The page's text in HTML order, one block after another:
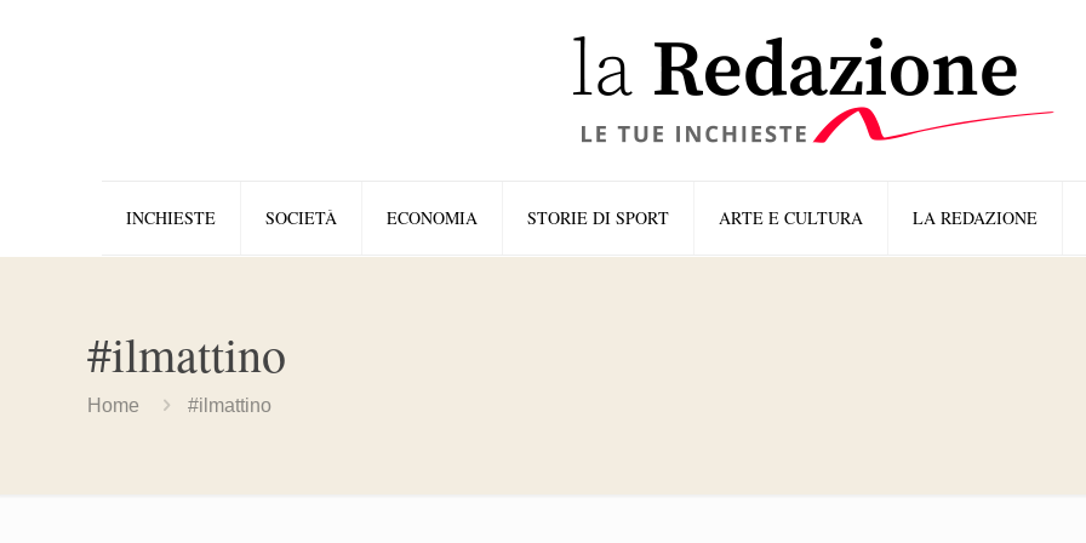
INCHIESTE SOCIETÀ ECONOMIA STORIE DI SPORT ARTE E CULTURA LA REDAZIONE
#ilmattino
Home #ilmattino